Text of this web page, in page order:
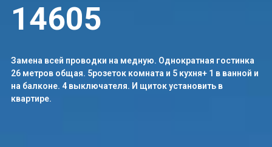
14605
Замена всей проводки на медную. Однократная гостинка
26 метров общая. 5розеток комната и 5 кухня+ 1 в ванной и
на балконе. 4 выключателя. И щиток установить в
квартире.